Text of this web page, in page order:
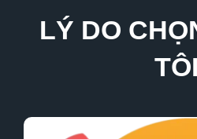
LÝ DO
TÔI